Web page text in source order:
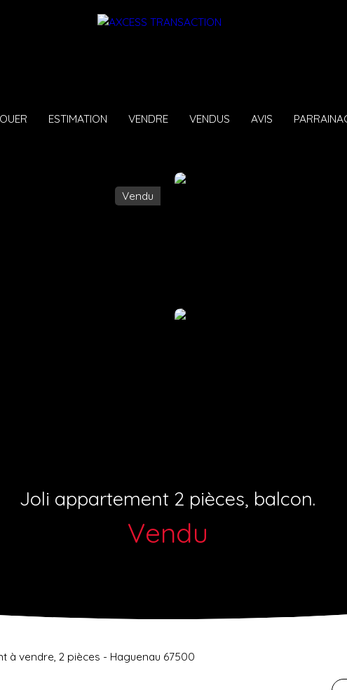
ESTIMATION VENDRE VENDUS AVIS
Vendu
Joli appartement 2 pièces, balcon.
Vendu
à vendre, 2 pièces - Haguenau 67500